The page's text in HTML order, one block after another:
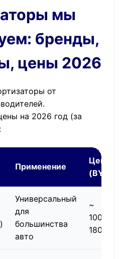
мы
бренды,
цены 2026
от
на 2026 год (за
Применение
Цена
(BYN)
Универсальный
для
большинства
авто
~
100–
180